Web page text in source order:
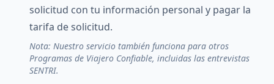
solicitud con tu información personal y pagar la
tarifa de solicitud.
Nota: Nuestro servicio también funciona para otros
Programas de Viajero Confiable, incluidas las entrevistas
SENTRI.